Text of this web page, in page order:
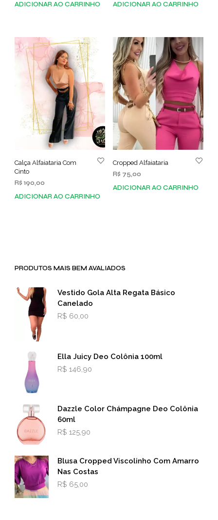
ADICIONAR AO CARRINHO
ADICIONAR AO CARRINHO
Calça Alfaiataria Com
Cinto
R$ 190,00
ADICIONAR AO CARRINHO
Cropped Alfaiataria
R$ 75,00
ADICIONAR AO CARRINHO
PRODUTOS MAIS BEM AVALIADOS
Vestido Gola Alta Regata Básico
Canelado
R$ 60,00
Ella Juicy Deo Colônia 100ml
R$ 146,90
Dazzle Color Chámpagne Deo Colônia
60ml
R$ 125,90
Blusa Cropped Viscolinho Com Amarro
Nas Costas
R$ 65,00